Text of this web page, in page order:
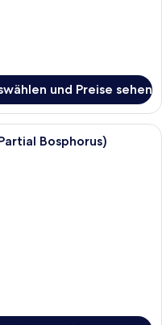
und Preise sehen
Bettwaren, Minibar,
Bosphorus)